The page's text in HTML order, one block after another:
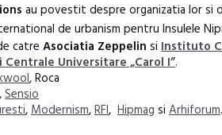
au povestit despre organizatia lor si
de urbanism pentru Insulele
catre Asociatia Zeppelin si Instituto
Universitare „Carol I”.
, Roca
,Sensio
,Modernism,RFI, Hipmag si Arhiforum.